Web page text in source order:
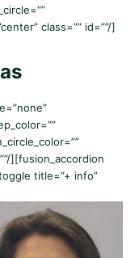
class=”” id=””/]
][fusion_accordion
title=”+ info”